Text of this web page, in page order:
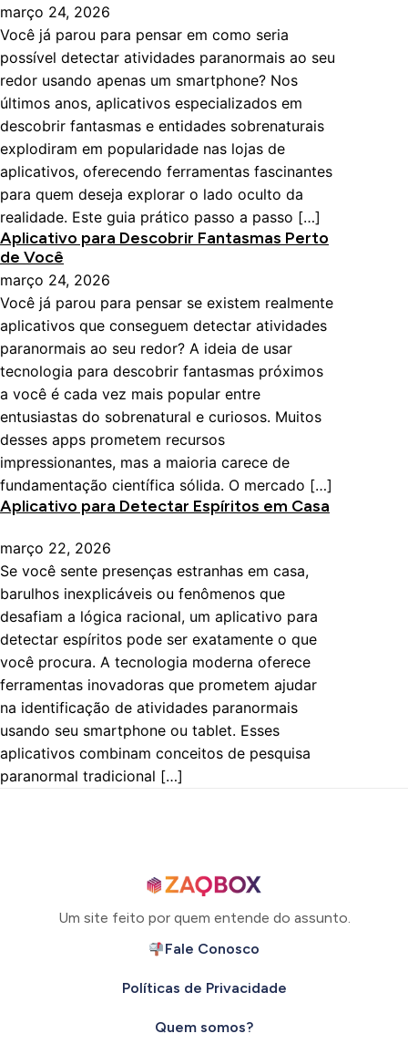
março 24, 2026
Você já parou para pensar em como seria
possível detectar atividades paranormais ao seu
redor usando apenas um smartphone? Nos
últimos anos, aplicativos especializados em
descobrir fantasmas e entidades sobrenaturais
explodiram em popularidade nas lojas de
aplicativos, oferecendo ferramentas fascinantes
para quem deseja explorar o lado oculto da
realidade. Este guia prático passo a passo […]
Aplicativo para Descobrir Fantasmas Perto
de Você
março 24, 2026
Você já parou para pensar se existem realmente
aplicativos que conseguem detectar atividades
paranormais ao seu redor? A ideia de usar
tecnologia para descobrir fantasmas próximos
a você é cada vez mais popular entre
entusiastas do sobrenatural e curiosos. Muitos
desses apps prometem recursos
impressionantes, mas a maioria carece de
fundamentação científica sólida. O mercado […]
Aplicativo para Detectar Espíritos em Casa
março 22, 2026
Se você sente presenças estranhas em casa,
barulhos inexplicáveis ou fenômenos que
desafiam a lógica racional, um aplicativo para
detectar espíritos pode ser exatamente o que
você procura. A tecnologia moderna oferece
ferramentas inovadoras que prometem ajudar
na identificação de atividades paranormais
usando seu smartphone ou tablet. Esses
aplicativos combinam conceitos de pesquisa
paranormal tradicional […]
Um site feito por quem entende do assunto.
Fale Conosco
Políticas de Privacidade
Quem somos?